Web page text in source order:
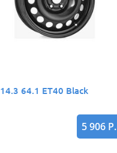
64.1 ET40 Black
5 906 Р.